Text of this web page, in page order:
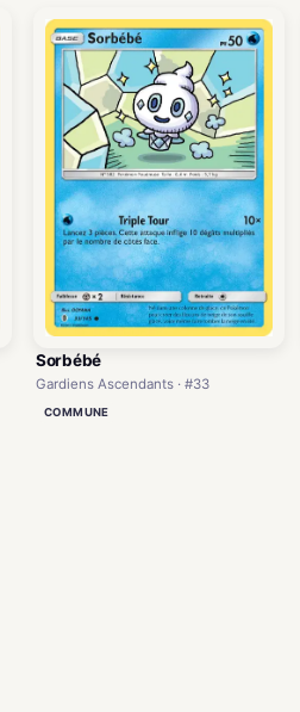
Sorbébé
Gardiens Ascendants · #33
COMMUNE